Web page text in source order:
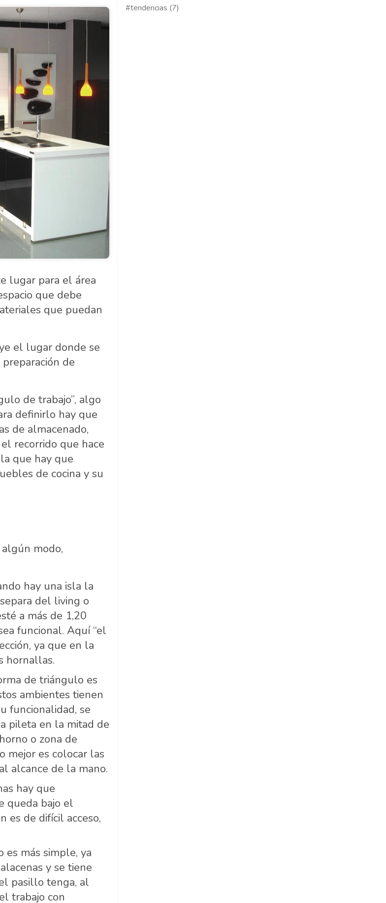
lugar para el área
que debe
que puedan
el lugar donde se
de
de trabajo”, algo
definirlo hay que
de almacenado,
recorrido que hace
que hay que
de cocina y su
modo,
hay una isla la
del living o
a más de 1,20
funcional. Aquí “el
ya que en la
hornallas.
de triángulo es
ambientes tienen
funcionalidad, se
pileta en la mitad de
o zona de
mejor es colocar las
alcance de la mano.
hay que
queda bajo el
es de difícil acceso,
es más simple, ya
y se tiene
pasillo tenga, al
trabajo con
#tendencias (7)